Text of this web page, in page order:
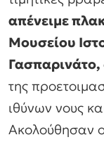
απένειμε
Μουσείου
Γασπαρινάτο,
της
ιθύνων νους
Ακολούθησαν